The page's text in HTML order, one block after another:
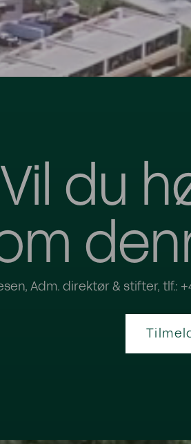
Vil du
Adm. direktør & stifter, tlf.: